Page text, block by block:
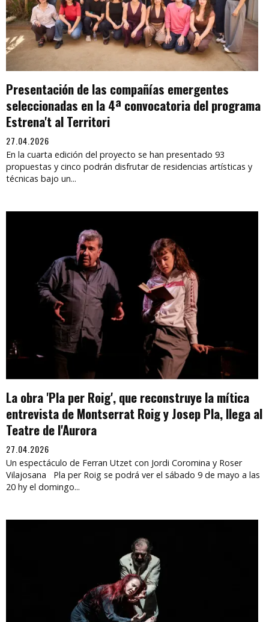
Presentación de las compañías emergentes
seleccionadas en la 4ª convocatoria del programa
Estrena't al Territori
27.04.2026
En la cuarta edición del proyecto se han presentado 93
propuestas y cinco podrán disfrutar de residencias artísticas y
técnicas bajo un...
La obra 'Pla per Roig', que reconstruye la mítica
entrevista de Montserrat Roig y Josep Pla, llega al
Teatre de l'Aurora
27.04.2026
Un espectáculo de Ferran Utzet con Jordi Coromina y Roser
Vilajosana Pla per Roig se podrá ver el sábado 9 de mayo a las
20 hy el domingo...